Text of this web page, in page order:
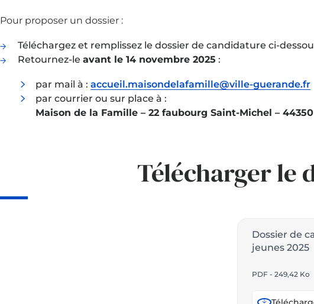
Pour proposer un dossier :
Téléchargez et remplissez le dossier de candidature ci-
Retournez-le avant le 14 novembre 2025 :
par mail à : accueil.maisondelafamille@ville-guerande.fr
par courrier ou sur place à :
Maison de la Famille – 22 faubourg Saint-Michel –
Télécharger le
Dossier de
jeunes 2025
PDF - 249,42 Ko